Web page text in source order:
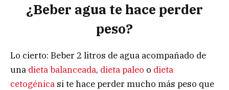
¿Beber agua te hace perder
peso?
Lo cierto: Beber 2 litros de agua acompañado de
una dieta balanceada, dieta paleo o dieta
cetogénica si te hace perder mucho más peso que